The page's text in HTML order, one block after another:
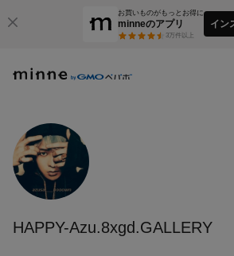
お買いものがもっとお得に
minneのアプリ
3万件以上
イン
HAPPY-Azu.8xgd.GALLERY